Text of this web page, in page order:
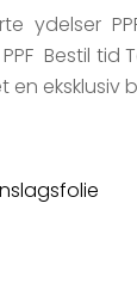
ydelser
Bestil
eksklusiv